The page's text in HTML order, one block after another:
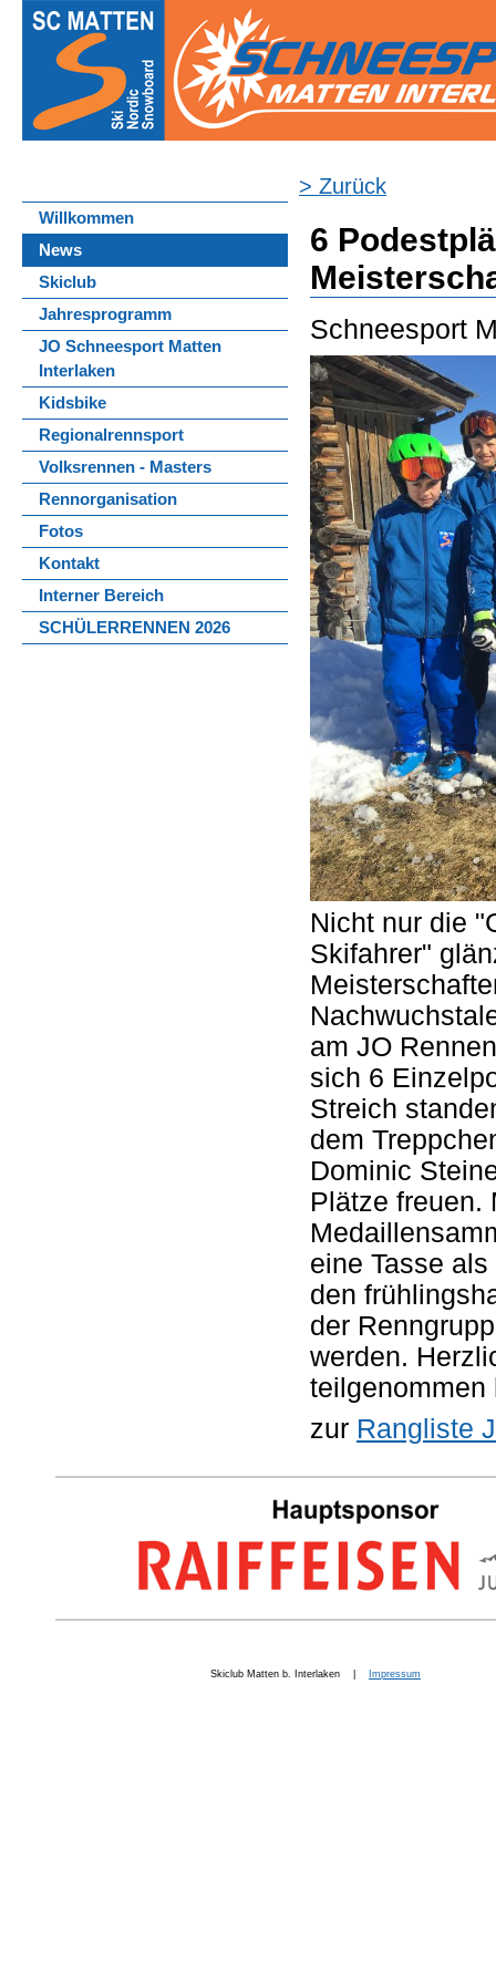
Willkommen
News
Skiclub
Jahresprogramm
JO Schneesport Matten
Interlaken
Kidsbike
Regionalrennsport
Volksrennen - Masters
Rennorganisation
Fotos
Kontakt
Interner Bereich
SCHÜLERRENNEN 2026
> Zurück
6
Schneesport
Nicht nur die
Skifahrer"
am JO
sich 6
Streich
dem
Dominic
Plätze freuen.
eine Tasse
den
der
werden.
teilgenommen
zur Rangliste
Skiclub Matten b. Interlaken | Impressum